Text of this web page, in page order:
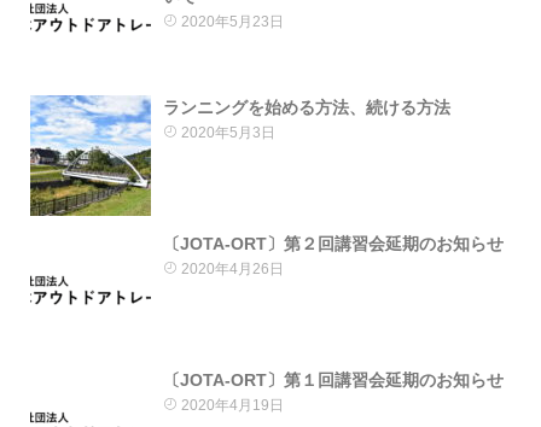
2020年5月23日
ランニングを始める方法、続ける方法
2020年5月3日
〔JOTA-ORT〕第２回講習会延期のお知らせ
2020年4月26日
〔JOTA-ORT〕第１回講習会延期のお知らせ
2020年4月19日